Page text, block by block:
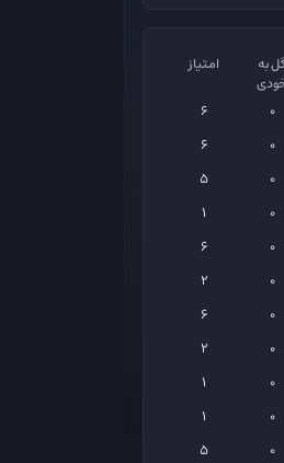
به
امتیاز
0
6
0
6
0
5
0
1
0
6
0
2
0
6
0
2
0
1
0
1
0
5